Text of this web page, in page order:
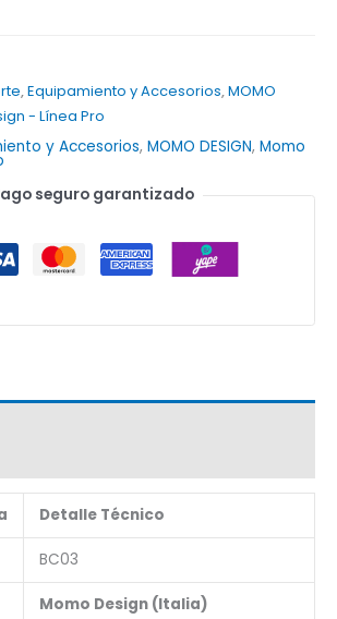
y Accesorios, MOMO DESIGN, Momo
,Equipamiento y Accesorios,MOMO
- Línea Pro
seguro garantizado
Detalle Técnico
BC03
Momo Design (Italia)